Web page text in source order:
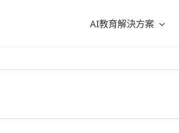
AI教育解決方案